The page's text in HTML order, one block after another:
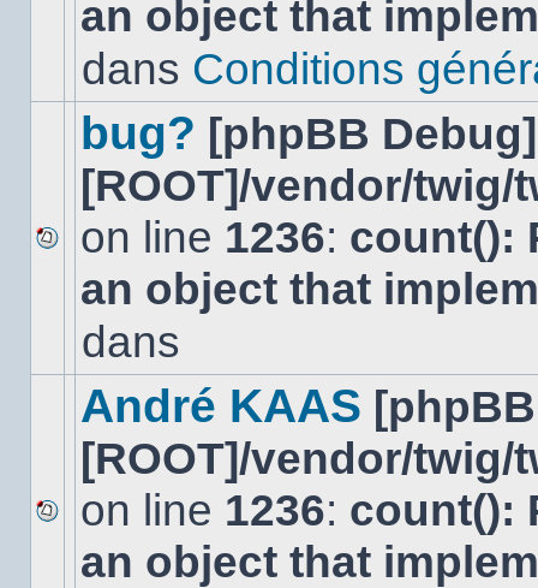
nouveau
message
sujet.
an object that
dans Conditions
Aucun
nouveau
message
sujet.
bug? [phpBB
[ROOT]/vendor/
on line 1236: count():
an object that
dans
Aucun
nouveau
message
André KAAS
[ROOT]/vendor/
on line 1236: count():
an object that